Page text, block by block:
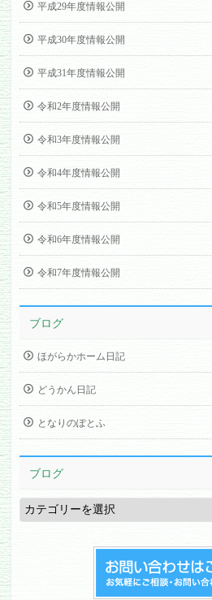
平成29年度情報公開
平成30年度情報公開
平成31年度情報公開
令和2年度情報公開
令和3年度情報公開
令和4年度情報公開
令和5年度情報公開
令和6年度情報公開
令和7年度情報公開
ブログ
ほがらかホーム日記
どうかん日記
となりのぽとふ
ブログ
ブ
ロ
グ